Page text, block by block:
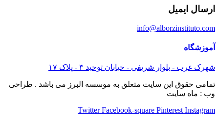
ارسال ایمیل
info@alborzinstituto.com
آموزشگاه
شهرک غرب - بلوار شریفی - خیابان توحید ٣ - پلاک ١٧
تمامی حقوق این سایت متعلق به موسسه البرز می باشد . طراحی
وب : ماه سایت
Twitter Facebook-square Pinterest Instagram